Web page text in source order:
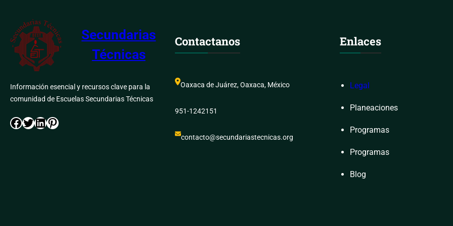
Secundarias
Técnicas
Información esencial y recursos clave para la
comunidad de Escuelas Secundarias Técnicas
Facebook Twitter LinkedIn Pinterest
Contactanos
Oaxaca de Juárez, Oaxaca, México
951-1242151
contacto@secundariastecnicas.org
Enlaces
Legal
Planeaciones
Programas
Programas
Blog